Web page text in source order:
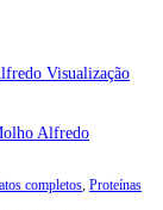
Visualização
completos Proteínas